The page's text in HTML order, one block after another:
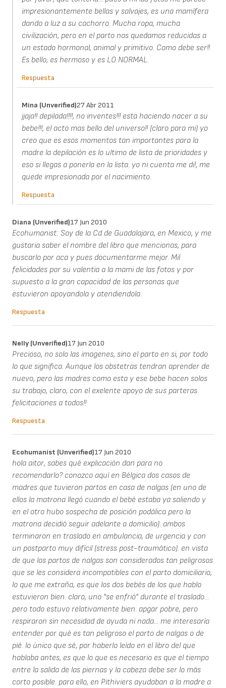
impresionantemente bellas y salvajes, es una mamífera
dando a luz a su cachorro. Mucha ropa, mucha
civilización, pero en el parto nos quedamos reducidas a
un estado hormonal, animal y primitivo. Como debe ser!!
Es bello, es hermoso y es LO NORMAL.
Respuesta
Mina (unverified)27 Abr 2011
jjaja!! depilada!!!!, no inventes!!! esta haciendo nacer a su
bebe!!!, el acto mas bello del universo!! (claro para mi) yo
creo que es esos momentos tan importantes para la
madre la depilación es lo ultimo de lista de prioridades y
eso si llegas a ponerla en la lista. yo ni cuenta me di!, me
quede impresionada por el nacimiento.
Respuesta
Diana (unverified)17 Jun 2010
Ecohumanist: Soy de la Cd de Guadalajara, en Mexico, y me
gustaria saber el nombre del libro que mencionas, para
buscarlo por aca y pues documentarme mejor. Mil
felicidades por su valentia a la mami de las fotos y por
supuesto a la gran capacidad de las personas que
estuvieron apoyandola y atendiendola.
Respuesta
Nelly (unverified)17 Jun 2010
Precioso, no solo las imagenes, sino el parto en si, por todo
lo que significa. Aunque los obstetras tendran aprender de
nuevo, pero las madres como esta y ese bebe hacen solos
su trabajo, claro, con el exelente apoyo de sus parteras.
felicitaciones a todos!!
Respuesta
Ecohumanist (unverified)17 Jun 2010
hola aitor, sabes qué explicación dan para no
recomendarlo? conozco aquí en Bélgica dos casos de
madres que tuvieron partos en casa de nalgas (en uno de
ellos la matrona llegó cuando el bebé estaba ya saliendo y
en el otro hubo sospecha de posición podálica pero la
matrona decidió seguir adelante a domicilio). ambos
terminaron en traslado en ambulancia, de urgencia y con
un postparto muy difícil (stress post-traumático). en vista
de que los partos de nalgas son considerados tan peligrosos
que se les considera incompatibles con el parto domiciliario,
lo que me extraña, es que los dos bebés de los que hablo
estuvieron bien. claro, uno "se enfrió" durante el traslado...
pero todo estuvo relativamente bien. apgar pobre, pero
respiraron sin necesidad de ayuda ni nada... me interesaría
entender por qué es tan peligroso el parto de nalgas o de
pié. lo único que sé, por haberlo leído en el libro del que
hablaba antes, es que lo que es necesario es que el tiempo
entre la salida de las piernas y la cabeza debe ser lo más
corto posible. para ello, en Pithiviers ayudaban a la madre a